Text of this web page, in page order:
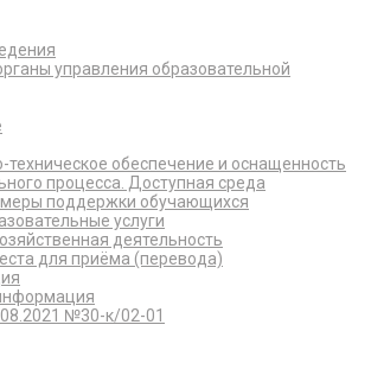
управления образовательной
техническое обеспечение и оснащенность
процесса. Доступная среда
поддержки обучающихся
услуги
деятельность
для приёма (перевода)
№30-к/02-01